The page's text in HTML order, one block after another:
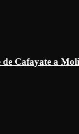
Cafayate a